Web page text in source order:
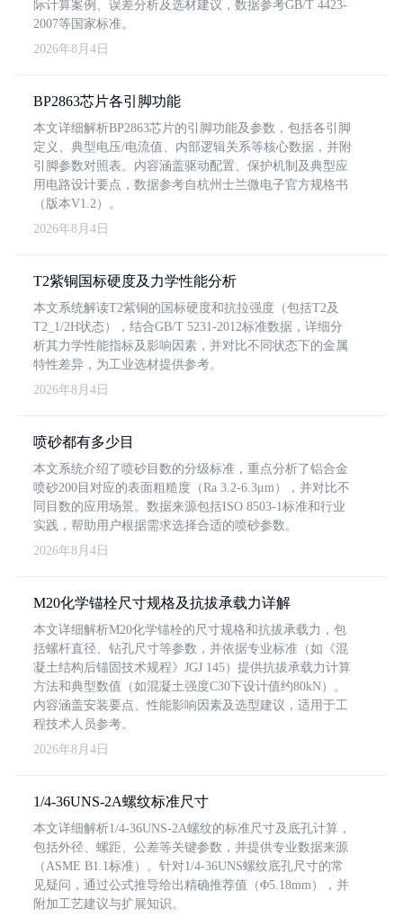
际计算案例、误差分析及选材建议，数据参考GB/T 4423-
2007等国家标准。
2026年8月4日
BP2863芯片各引脚功能
本文详细解析BP2863芯片的引脚功能及参数，包括各引脚
定义、典型电压/电流值、内部逻辑关系等核心数据，并附
引脚参数对照表。内容涵盖驱动配置、保护机制及典型应
用电路设计要点，数据参考自杭州士兰微电子官方规格书
（版本V1.2）。
2026年8月4日
T2紫铜国标硬度及力学性能分析
本文系统解读T2紫铜的国标硬度和抗拉强度（包括T2及
T2_1/2H状态），结合GB/T 5231-2012标准数据，详细分
析其力学性能指标及影响因素，并对比不同状态下的金属
特性差异，为工业选材提供参考。
2026年8月4日
喷砂都有多少目
本文系统介绍了喷砂目数的分级标准，重点分析了铝合金
喷砂200目对应的表面粗糙度（Ra 3.2-6.3μm），并对比不
同目数的应用场景。数据来源包括ISO 8503-1标准和行业
实践，帮助用户根据需求选择合适的喷砂参数。
2026年8月4日
M20化学锚栓尺寸规格及抗拔承载力详解
本文详细解析M20化学锚栓的尺寸规格和抗拔承载力，包
括螺杆直径、钻孔尺寸等参数，并依据专业标准（如《混
凝土结构后锚固技术规程》JGJ 145）提供抗拔承载力计算
方法和典型数值（如混凝土强度C30下设计值约80kN）。
内容涵盖安装要点、性能影响因素及选型建议，适用于工
程技术人员参考。
2026年8月4日
1/4-36UNS-2A螺纹标准尺寸
本文详细解析1/4-36UNS-2A螺纹的标准尺寸及底孔计算，
包括外径、螺距、公差等关键参数，并提供专业数据来源
（ASME B1.1标准）。针对1/4-36UNS螺纹底孔尺寸的常
见疑问，通过公式推导给出精确推荐值（Φ5.18mm），并
附加工艺建议与扩展知识。